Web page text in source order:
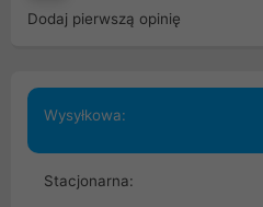
Dodaj pierwszą opinię
Wysyłkowa:
Stacjonarna: